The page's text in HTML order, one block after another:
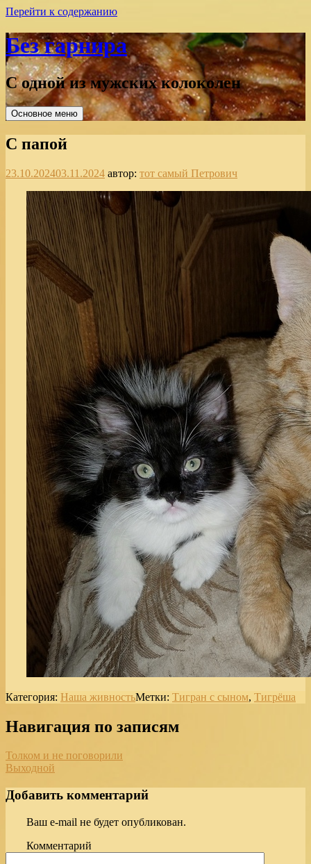
Перейти к содержанию
Без гарнира
С одной из мужских колоколен
Основное меню
С папой
23.10.202403.11.2024 автор: тот самый Петрович
Категория: Наша живностьМетки: Тигран с сыном, Тигрёша
Навигация по записям
Толком и не поговорили
Выходной
Добавить комментарий
Ваш e-mail не будет опубликован.
Комментарий